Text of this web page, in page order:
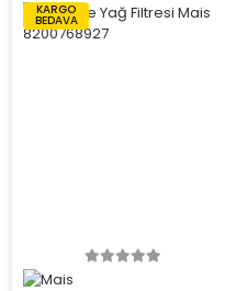
KARGO
BEDAVA